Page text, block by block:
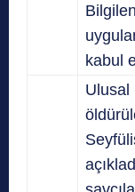
kabul